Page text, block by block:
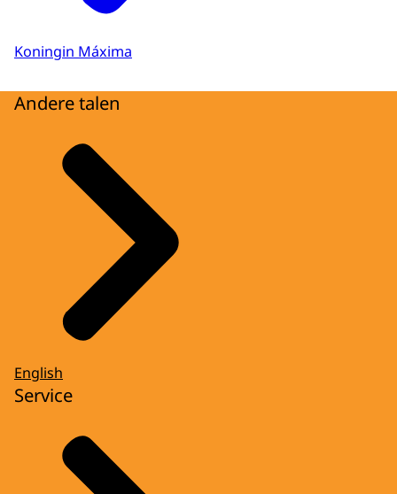
Koningin Máxima
Andere talen
English
Service